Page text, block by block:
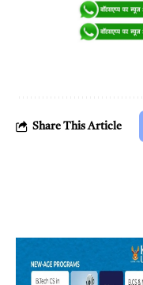
Share This Article